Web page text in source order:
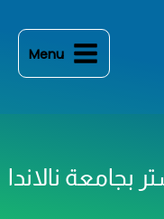
Menu
بجامعة نالاندا